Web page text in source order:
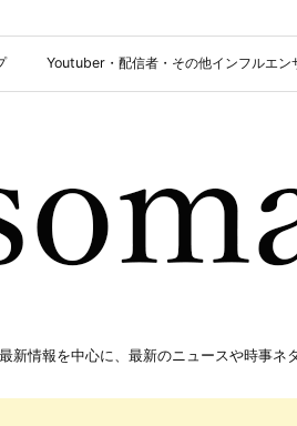
Youtuber・配信者・その他インフルエン
情報を中心に、最新のニュースや時事